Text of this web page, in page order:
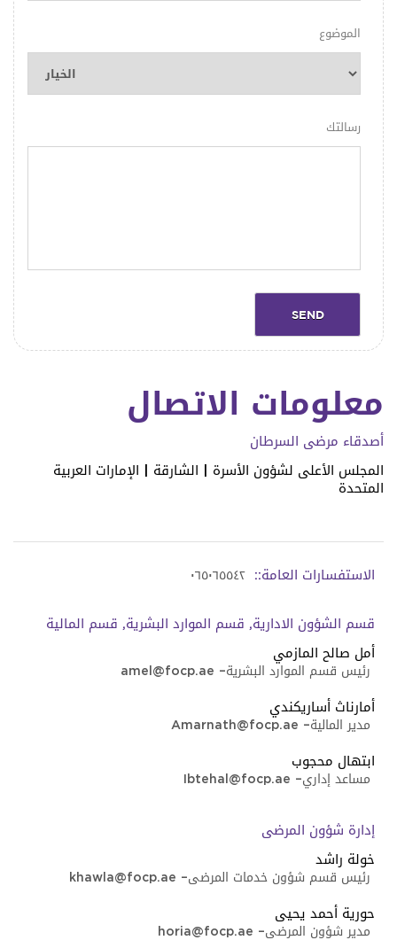
الموضوع
رسالتك
معلومات الاتصال
أصدقاء مرضى السرطان
المجلس الأعلى لشؤون الأسرة | الشارقة | الإمارات العربية
المتحدة
الاستفسارات العامة:: ٠٦٥٠٦٥٥٤٢
قسم الشؤون الادارية, قسم الموارد البشرية, قسم المالية
أﻣﻞ ﺻﺎﻟﺢ اﻟﻤﺎزﻣﻲ
رئيس قسم الموارد البشرية–
amel@focp.ae
أﻣﺎرﻧﺎث أﺳﺎرﻳﻜﻨﺪي
مدير المالية–
Amarnath@focp.ae
ابتهال محجوب
مساعد إداري–
Ibtehal@focp.ae
إدارة ﺷﺆون اﻟﻤﺮﺿﻰ
خولة راشد
رئيس قسم شؤون خدمات المرضى–
khawla@focp.ae
حورية أحمد يحيى
مدير شؤون المرضى–
horia@focp.ae